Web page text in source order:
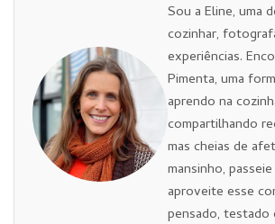
Sou a Eline, uma
cozinhar,
experiências.
Pimenta, uma
aprendo na
compartilhando
mas cheias de
mansinho,
aproveite esse
pensado, testado